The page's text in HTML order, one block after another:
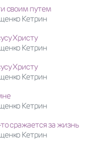
своим путем
Кетрин
Христу
Кетрин
Христу
Кетрин
Кетрин
сражается за жизнь
Кетрин